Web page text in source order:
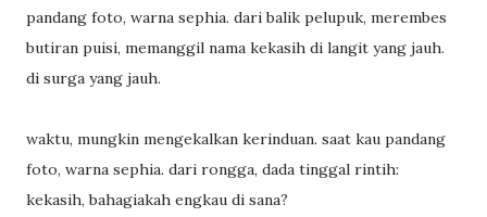
pandang foto, warna sephia. dari balik pelupuk, merembes
butiran puisi, memanggil nama kekasih di langit yang jauh.
di surga yang jauh.
waktu, mungkin mengekalkan kerinduan. saat kau pandang
foto, warna sephia. dari rongga, dada tinggal rintih:
kekasih, bahagiakah engkau di sana?